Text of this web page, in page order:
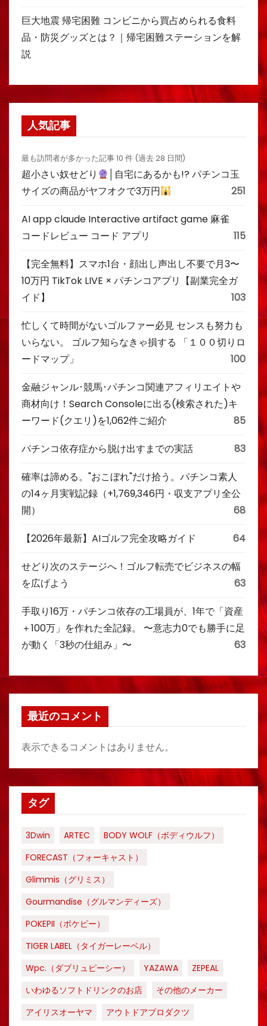
巨大地震 帰宅困難 コンビニから買占められる食料
品・防災グッズとは？｜帰宅困難ステーションを解
説
人気記事
最も訪問者が多かった記事 10 件 (過去 28 日間)
超小さい奴せどり
│自宅にあるかも!? パチンコ玉
サイズの商品がヤフオクで3万円
251
AI app claude Interactive artifact game 麻雀
コードレビュー コード アプリ
115
【完全無料】スマホ1台・顔出し声出し不要で月3〜
10万円 TikTok LIVE × パチンコアプリ【副業完全ガ
イド】
103
忙しくて時間がないゴルファー必見 センスも努力も
いらない。 ゴルフ知らなきゃ損する 「１００切りロ
ードマップ」
100
金融ジャンル･競馬･パチンコ関連アフィリエイトや
商材向け！Search Consoleに出る(検索された)キ
ーワード(クエリ)を1,062件ご紹介
85
パチンコ依存症から脱け出すまでの実話 83
確率は諦める。"おこぼれ"だけ拾う。パチンコ素人
の14ヶ月実戦記録（+1,769,346円・収支アプリ全公
開）
68
【2026年最新】AIゴルフ完全攻略ガイド 64
せどり次のステージへ！ゴルフ転売でビジネスの幅
を広げよう
63
手取り16万・パチンコ依存の工場員が、1年で「資産
＋100万」を作れた全記録。 〜意志力0でも勝手に足
が動く「3秒の仕組み」〜
63
最近のコメント
表示できるコメントはありません。
タグ
3Dwin ARTEC
BODY WOLF（ボディウルフ）
FORECAST（フォーキャスト）
Glimmis（グリミス）
Gourmandise（グルマンディーズ）
POKEPII（ポケピー）
TIGER LABEL（タイガーレーベル）
Wpc.（ダブリュピーシー）
YAZAWA
ZEPEAL
いわゆるソフトドリンクのお店
その他のメーカー
アイリスオーヤマ
アウトドアプロダクツ